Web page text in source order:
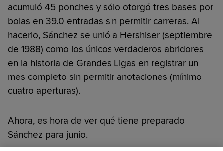
acumuló 45 ponches y sólo otorgó tres bases por
bolas en 39.0 entradas sin permitir carreras. Al
hacerlo, Sánchez se unió a Hershiser (septiembre
de 1988) como los únicos verdaderos abridores
en la historia de Grandes Ligas en registrar un
mes completo sin permitir anotaciones (mínimo
cuatro aperturas).
Ahora, es hora de ver qué tiene preparado
Sánchez para junio.